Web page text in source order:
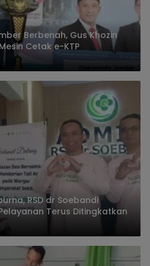
Berbenah, Gus Khozin
Cetak e-KTP
RSD dr Soebandi
Terus Ditingkatkan